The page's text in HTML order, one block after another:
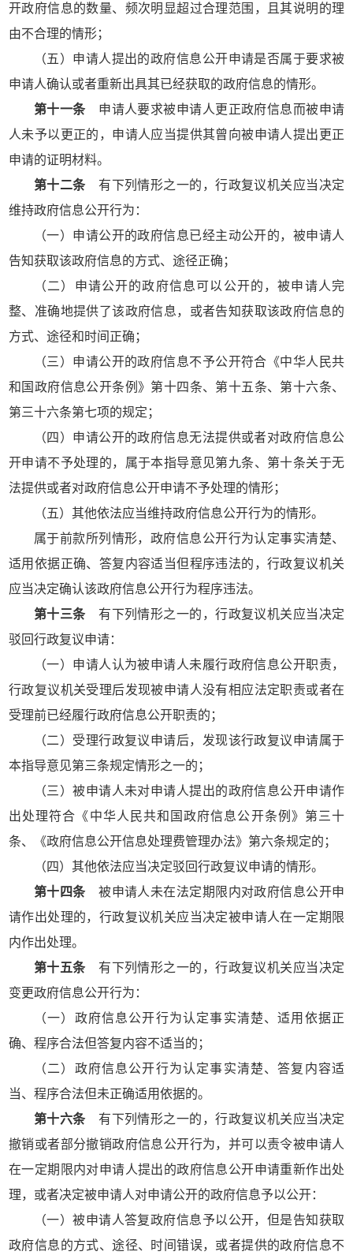
开政府信息的数量、频次明显超过合理范围，且其说明的理
由不合理的情形；
（五）申请人提出的政府信息公开申请是否属于要求被
申请人确认或者重新出具其已经获取的政府信息的情形。
第十一条申请人要求被申请人更正政府信息而被申请
人未予以更正的，申请人应当提供其曾向被申请人提出更正
申请的证明材料。
第十二条有下列情形之一的，行政复议机关应当决定
维持政府信息公开行为：
（一）申请公开的政府信息已经主动公开的，被申请人
告知获取该政府信息的方式、途径正确；
（二）申请公开的政府信息可以公开的，被申请人完
整、准确地提供了该政府信息，或者告知获取该政府信息的
方式、途径和时间正确；
（三）申请公开的政府信息不予公开符合《中华人民共
和国政府信息公开条例》第十四条、第十五条、第十六条、
第三十六条第七项的规定；
（四）申请公开的政府信息无法提供或者对政府信息公
开申请不予处理的，属于本指导意见第九条、第十条关于无
法提供或者对政府信息公开申请不予处理的情形；
（五）其他依法应当维持政府信息公开行为的情形。
属于前款所列情形，政府信息公开行为认定事实清楚、
适用依据正确、答复内容适当但程序违法的，行政复议机关
应当决定确认该政府信息公开行为程序违法。
第十三条有下列情形之一的，行政复议机关应当决定
驳回行政复议申请：
（一）申请人认为被申请人未履行政府信息公开职责，
行政复议机关受理后发现被申请人没有相应法定职责或者在
受理前已经履行政府信息公开职责的；
（二）受理行政复议申请后，发现该行政复议申请属于
本指导意见第三条规定情形之一的；
（三）被申请人未对申请人提出的政府信息公开申请作
出处理符合《中华人民共和国政府信息公开条例》第三十
条、《政府信息公开信息处理费管理办法》第六条规定的；
（四）其他依法应当决定驳回行政复议申请的情形。
第十四条被申请人未在法定期限内对政府信息公开申
请作出处理的，行政复议机关应当决定被申请人在一定期限
内作出处理。
第十五条有下列情形之一的，行政复议机关应当决定
变更政府信息公开行为：
（一）政府信息公开行为认定事实清楚、适用依据正
确、程序合法但答复内容不适当的；
（二）政府信息公开行为认定事实清楚、答复内容适
当、程序合法但未正确适用依据的。
第十六条有下列情形之一的，行政复议机关应当决定
撤销或者部分撤销政府信息公开行为，并可以责令被申请人
在一定期限内对申请人提出的政府信息公开申请重新作出处
理，或者决定被申请人对申请公开的政府信息予以公开：
（一）被申请人答复政府信息予以公开，但是告知获取
政府信息的方式、途径、时间错误，或者提供的政府信息不